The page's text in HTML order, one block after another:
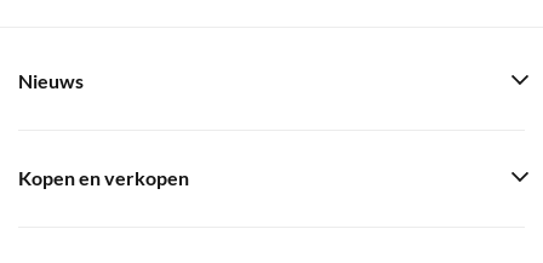
Nieuws
Kopen en verkopen